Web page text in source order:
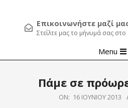
Επικοινωνήστε μαζί
Στείλτε μας το μήνυμά σας
Navigation
Menu
Πάμε σε
ON: 16 ΙΟΥΝΊΟΥ 2013